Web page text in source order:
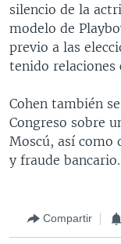
silencio de la
modelo de
previo a las
tenido relaciones
Cohen también
Congreso sobre
Moscú, así como
y fraude bancario.
Compartir